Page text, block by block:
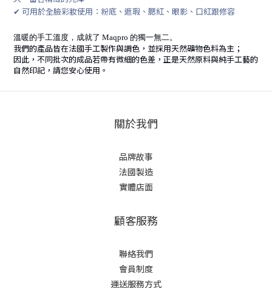
✔ 可用於全臉彩妝使用：粉底、遮瑕、腮紅、眼影、口紅跟修容
溫暖的手工溫度，成就了 Maqpro 的獨一無二。
我們的產品皆在法國手工製作與調色，並採用天然礦物色料為主；
因此，不同批次的成品若帶有微細的色差，正是天然原料與純手工藝的
自然印記，請您安心使用。
關於我們
品牌故事
法國製造
實體店面
顧客服務
聯絡我們
會員制度
運送服務方式